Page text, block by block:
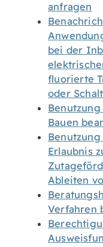
anfragen
bei der
fluorierte
oder
Bauen
Erlaubnis
Ableiten
Verfahren